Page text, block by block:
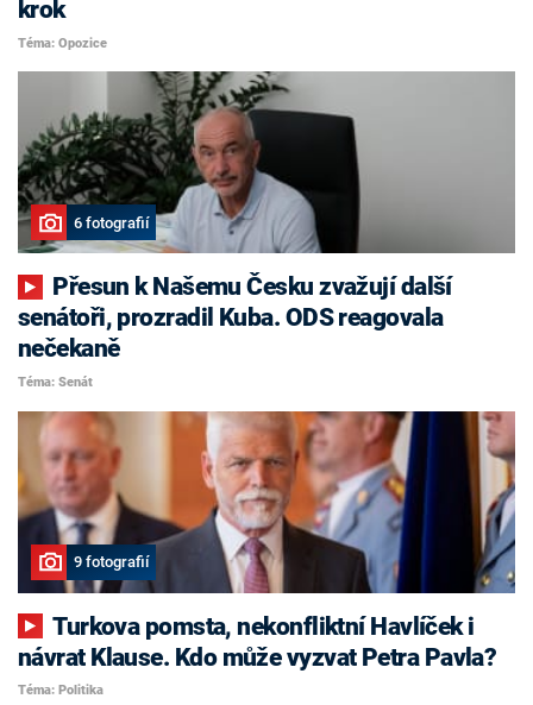
krok
Téma: Opozice
6 fotografií
senátoři, prozradil Kuba. ODS reagovala
nečekaně
Téma: Senát
9 fotografií
Turkova pomsta, nekonfliktní Havlíček i
návrat Klause. Kdo může vyzvat Petra Pavla?
Téma: Politika